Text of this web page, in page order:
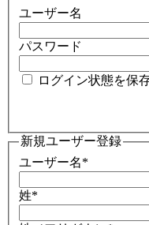
ユーザー名
パスワード
ログイン状態を保
新規ユーザー登録
ユーザー名*
姓*